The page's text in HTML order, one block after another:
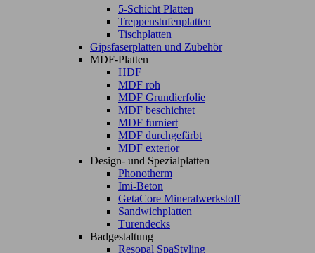
5-Schicht Platten
Treppenstufenplatten
Tischplatten
Gipsfaserplatten und Zubehör
MDF-Platten
HDF
MDF roh
MDF Grundierfolie
MDF beschichtet
MDF furniert
MDF durchgefärbt
MDF exterior
Design- und Spezialplatten
Phonotherm
Imi-Beton
GetaCore Mineralwerkstoff
Sandwichplatten
Türendecks
Badgestaltung
Resopal SpaStyling